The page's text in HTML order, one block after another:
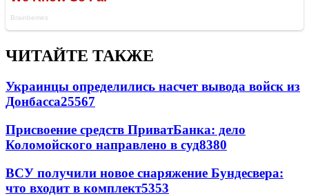
ЧИТАЙТЕ ТАКЖЕ
Украинцы определились насчет вывода войск из
Донбасса25567
Присвоение средств ПриватБанка: дело
Коломойского направлено в суд8380
ВСУ получили новое снаряжение Бундесвера:
что входит в комплект5353